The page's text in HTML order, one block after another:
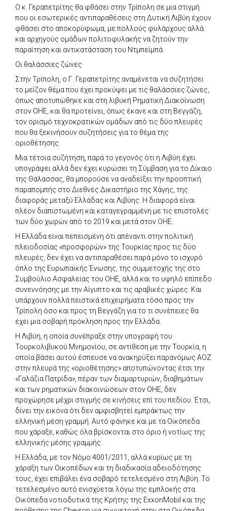
Ο κ. Γεραπετρίτης θα φθάσει στην Τρίπολη σε μια στιγμή
που οι εσωτερικές αντιπαραθέσεις στη Δυτική Λιβύη έχουν
φθάσει στο αποκορύφωμα, με πολλούς φυλάρχους αλλά
και αρχηγούς ομάδων πολιτοφυλακής να ζητούν την
παραίτηση και αντικατάσταση του Ντμπεϊμπά.
Οι θαλάσσιες ζώνες
Στην Τρίπολη, ο Γ. Γεραπετρίτης αναμένεται να συζητήσει
το μείζον θέμα που έχει προκύψει με τις θαλάσσιες ζώνες,
όπως αποτυπώθηκε και στη λιβυκή Ρηματική Διακοίνωση
στον ΟΗΕ, και θα προτείνει, όπως έκανε και στη Βεγγάζη,
τον ορισμό τεχνοκρατικών ομάδων από τις δύο πλευρές
που θα ξεκινήσουν συζητήσεις για το θέμα της
οριοθέτησης.
Μια τέτοια συζήτηση, παρά το γεγονός ότι η Λιβύη έχει
υπογράψει αλλά δεν έχει κυρώσει τη Σύμβαση για το Δίκαιο
της Θάλασσας, θα μπορούσε να αναδείξει την προοπτική
παραπομπής στο Διεθνές Δικαστήριο της Χάγης, της
διαφοράς μεταξύ Ελλάδας και Λιβύης. Η διαφορά είναι
πλέον διαπιστωμένη και καταγεγραμμένη με τις επιστολές
των δύο χωρών από το 2019 και μετά στον ΟΗΕ.
Η Ελλάδα είναι πεπεισμένη ότι απέναντι στην πολιτική
πλειοδοσίας «προσφορών» της Τουρκίας προς τις δύο
πλευρές, δεν έχει να αντιπαραθέσει παρά μόνο το ισχυρό
όπλο της Ευρωπαϊκής Ένωσης, της συμμετοχής της στο
Συμβούλιο Ασφαλείας του ΟΗΕ, αλλά και το υψηλό επίπεδο
συνεννόησης με την Αίγυπτο και τις αραβικές χώρες. Και
υπάρχουν πολλά πειστικά επιχειρήματα τόσο προς την
Τρίπολη όσο και προς τη Βεγγάζη για το τι συνέπειες θα
έχει μια σοβαρή πρόκληση προς την Ελλάδα.
Η Λιβύη, η οποία συνέπραξε στην υπογραφή του
Τουρκολιβυκού Μνημονίου, σε αντίθεση με την Τουρκία, η
οποία βάσει αυτού έσπευσε να ανακηρύξει παρανόμως ΑΟΖ
στην πλευρά της «οριοθέτησης» αποτυπώνοντας έτσι την
«Γαλάζια Πατρίδα», πέραν των διαμαρτυριών, διαβημάτων
και των ρηματικών διακοινώσεων στον ΟΗΕ, δεν
προχώρησε μέχρι στιγμής σε κινήσεις επί του πεδίου. Έτσι,
δίνει την εικόνα ότι δεν αμφισβητεί εμπράκτως την
ελληνική μέση γραμμή. Αυτό φάνηκε και με τα Οικόπεδα
που χάραξε, καθώς όλα βρίσκονται στο όριο ή νοτίως της
ελληνικής μέσης γραμμής.
Η Ελλάδα, με τον Νόμο 4001/2011, αλλά κυρίως με τη
χάραξη των Οικοπέδων και τη διαδικασία αδειοδότησης
τους, έχει επιβάλει ένα σοβαρό τετελεσμένο στη Λιβύη. Το
τετελεσμένο αυτό ενισχύεται λόγω της εμπλοκής στα
Οικόπεδα νοτιοδυτικά της Κρήτης της ExxonMobil και της